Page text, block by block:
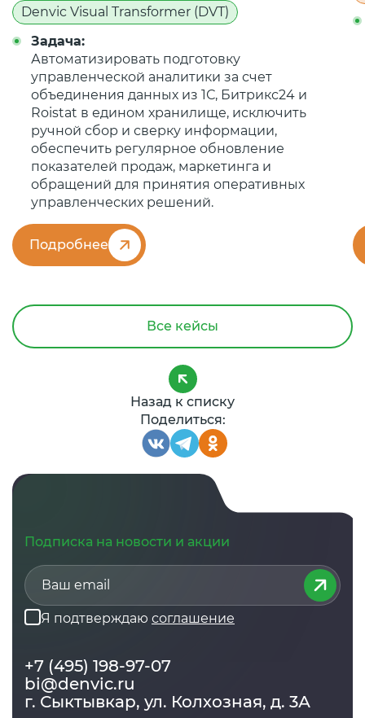
Denvic Visual Transformer (DVT)
Задача:
Автоматизировать подготовку
управленческой аналитики за счет
объединения данных из 1С, Битрикс24 и
Roistat в едином хранилище, исключить
ручной сбор и сверку информации,
обеспечить регулярное обновление
показателей продаж, маркетинга и
обращений для принятия оперативных
управленческих решений.
Подробнее
Все кейсы
Назад к списку
Поделиться:
Подписка на новости и акции
Я подтверждаю соглашение
+7 (495) 198-97-07
bi@denvic.ru
г. Сыктывкар, ул. Колхозная, д. 3А